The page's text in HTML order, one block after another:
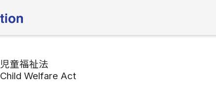
児童福祉法
Child Welfare Act